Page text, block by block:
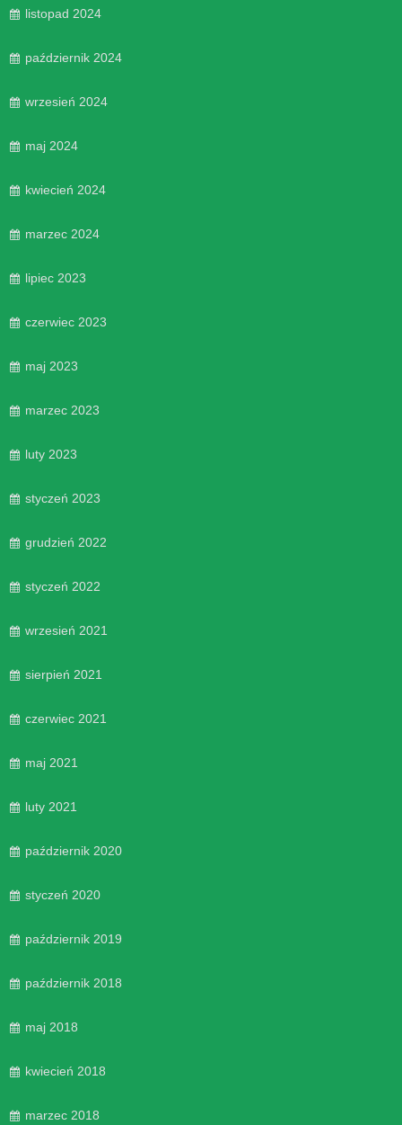
listopad 2024
październik 2024
wrzesień 2024
maj 2024
kwiecień 2024
marzec 2024
lipiec 2023
czerwiec 2023
maj 2023
marzec 2023
luty 2023
styczeń 2023
grudzień 2022
styczeń 2022
wrzesień 2021
sierpień 2021
czerwiec 2021
maj 2021
luty 2021
październik 2020
styczeń 2020
październik 2019
październik 2018
maj 2018
kwiecień 2018
marzec 2018